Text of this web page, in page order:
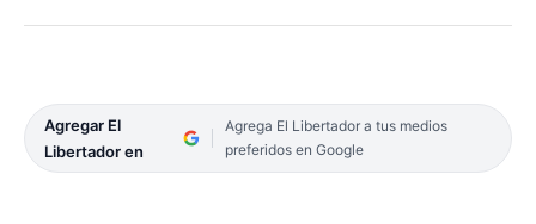
Agregar El
Libertador en
Agrega El Libertador a tus medios
preferidos en Google